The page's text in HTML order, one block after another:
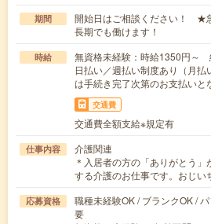
期間
開始日はご相談ください！ ★
長期でも働けます！
時給
無資格未経験：時給1350円
日払い／週払い制度あり（月
は手続き完了次第のお支払いと
交通費
交通費全額支給※規定有
仕事内容
介護関連
＊入居者の方の「ありがとう
する介護のお仕事です。おじ
応募資格
職種未経験OK / ブランクOK /
要